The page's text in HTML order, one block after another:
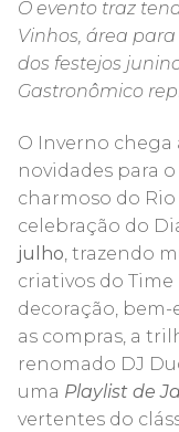
O evento traz
Vinhos, área
dos festejos
Gastronômico
O Inverno chega
novidades para
charmoso do
celebração do
julho, trazendo
criativos do Time
decoração, bem-
as compras, a
renomado DJ
uma Playlist de
vertentes do